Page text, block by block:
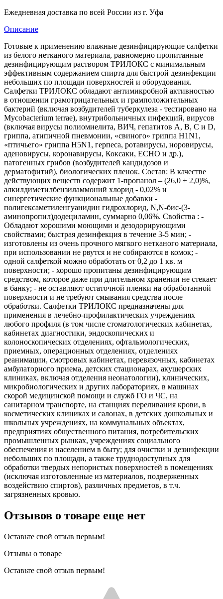
Ежедневная доставка по всей России из г. Уфа
Описание
Готовые к применению влажные дезинфицирующие салфетки
из белого нетканого материала, равномерно пропитанные
дезинфицирующим раствором ТРИЛОКС с минимальным
эффективным содержанием спирта для быстрой дезинфекции
небольших по площади поверхностей и оборудования.
Салфетки ТРИЛОКС обладают антимикробной активностью
в отношении грамотрицательных и грамположительных
бактерий (включая возбудителей туберкулеза - тестировано на
Mycobacterium terrae), внутрибольничных инфекций, вирусов
(включая вирусы полиомиелита, ВИЧ, гепатитов А, В, С и D,
гриппа, атипичной пневмонии, «свиного» гриппа H1N1,
«птичьего» гриппа H5N1, герпеса, ротавирусы, норовирусы,
аденовирусы, коронавирусы, Коксаки, ЕСНО и др.),
патогенных грибов (возбудителей кандидозов и
дерматофитий), биологических пленок. Состав: В качестве
действующих веществ содержит 1-пропанол – (26,0 ± 2,0)%,
алкилдиметилбензиламмоний хлорид - 0,02% и
синергетические функциональные добавки -
полигексаметиленгуанидин гидрохлорид, N,N-бис-(3-
аминопропил)додециламин, суммарно 0,06%. Свойства : -
Обладают хорошими моющими и дезодорирующими
свойствами; быстрая дезинфекция в течение 3-5 мин; -
изготовлены из очень прочного мягкого нетканого материала,
при использовании не рвутся и не собираются в комок; -
одной салфеткой можно обработать от 0,2 до 1 кв. м
поверхности; - хорошо пропитаны дезинфицирующим
средством, которое даже при длительном хранении не стекает
в банку; - не оставляют остаточной пленки на обработанной
поверхности и не требуют смывания средства после
обработки. Салфетки ТРИЛОКС предназначены для
применения в лечебно-профилактических учреждениях
любого профиля (в том числе стоматологических кабинетах,
кабинетах диагностики, эндоскопических и
колоноскопических отделениях, офтальмологических,
приемных, операционных отделениях, отделениях
реанимации, смотровых кабинетах, перевязочных, кабинетах
амбулаторного приема, детских стационарах, акушерских
клиниках, включая отделения неонатологии), клинических,
микробиологических и других лабораториях, в машинах
скорой медицинской помощи и служб ГО и ЧС, на
санитарном транспорте, на станциях переливания крови, в
косметических клиниках и салонах, в детских дошкольных и
школьных учреждениях, на коммунальных объектах,
предприятиях общественного питания, потребительских
промышленных рынках, учреждениях социального
обеспечения и населением в быту; для очистки и дезинфекции
небольших по площади, а также труднодоступных для
обработки твердых непористых поверхностей в помещениях
(исключая изготовленные из материалов, подверженных
воздействию спиртов), различных предметов, в т.ч.
загрязненных кровью.
Отзывов о товаре еще нет
Оставьте свой отзыв первым!
Отзывы о товаре
Оставьте свой отзыв первым!